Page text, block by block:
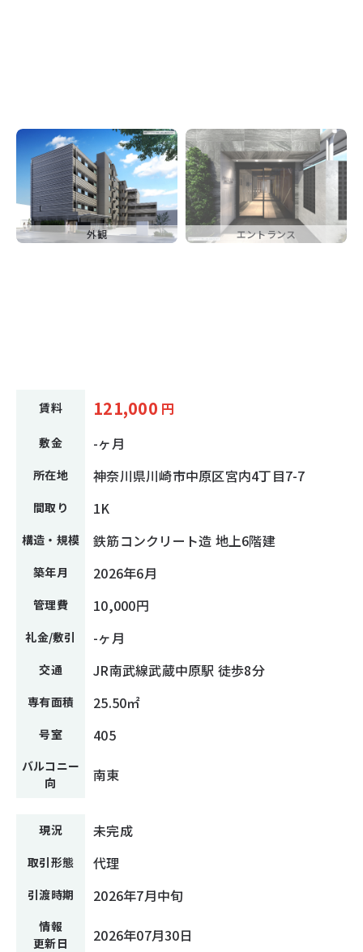
外観 エントランス
賃料 121,000 円
敷金 -ヶ月
所在地 神奈川県川崎市中原区宮内4丁目7-7
間取り 1K
構造・規模 鉄筋コンクリート造 地上6階建
築年月 2026年6月
管理費 10,000円
礼金/敷引 -ヶ月
交通 JR南武線武蔵中原駅 徒歩8分
専有面積 25.50㎡
号室 405
バルコニー
向
南東
現況 未完成
取引形態 代理
引渡時期 2026年7月中旬
情報
更新日
2026年07月30日